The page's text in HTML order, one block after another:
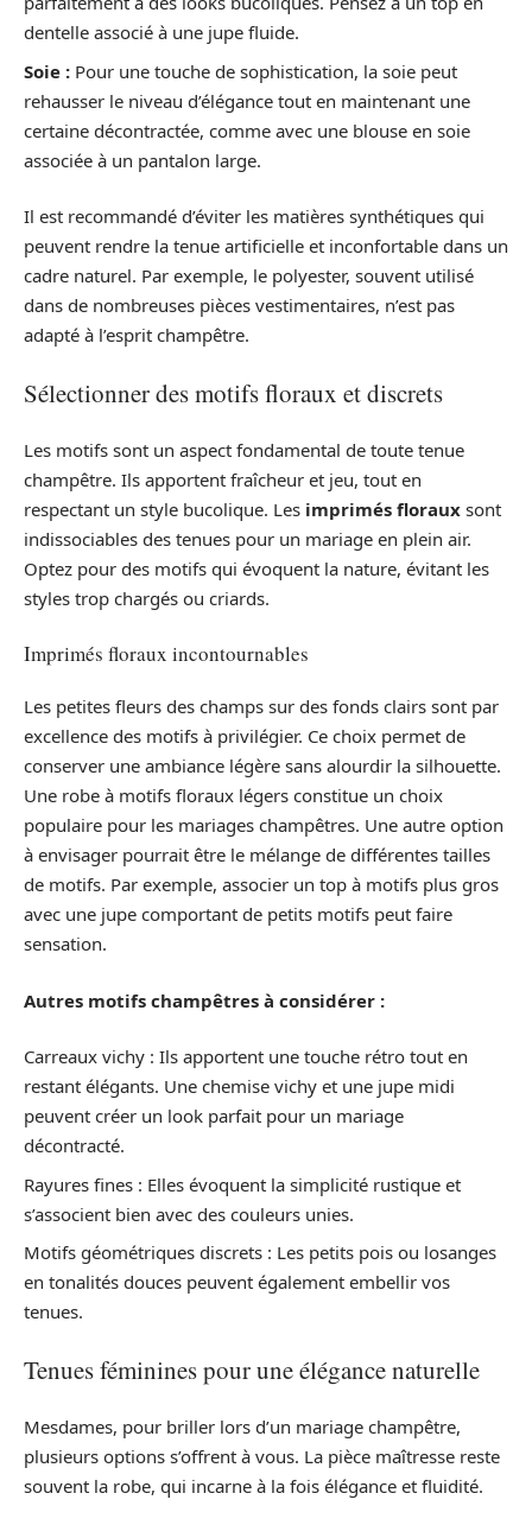
dentelle associé à une jupe fluide.
Soie : Pour une touche de sophistication, la soie peut
rehausser le niveau d’élégance tout en maintenant une
certaine décontractée, comme avec une blouse en soie
associée à un pantalon large.
Il est recommandé d’éviter les matières synthétiques qui
peuvent rendre la tenue artificielle et inconfortable dans un
cadre naturel. Par exemple, le polyester, souvent utilisé
dans de nombreuses pièces vestimentaires, n’est pas
adapté à l’esprit champêtre.
Sélectionner des motifs floraux et discrets
Les motifs sont un aspect fondamental de toute tenue
champêtre. Ils apportent fraîcheur et jeu, tout en
respectant un style bucolique. Les imprimés floraux sont
indissociables des tenues pour un mariage en plein air.
Optez pour des motifs qui évoquent la nature, évitant les
styles trop chargés ou criards.
Imprimés floraux incontournables
Les petites fleurs des champs sur des fonds clairs sont par
excellence des motifs à privilégier. Ce choix permet de
conserver une ambiance légère sans alourdir la silhouette.
Une robe à motifs floraux légers constitue un choix
populaire pour les mariages champêtres. Une autre option
à envisager pourrait être le mélange de différentes tailles
de motifs. Par exemple, associer un top à motifs plus gros
avec une jupe comportant de petits motifs peut faire
sensation.
Autres motifs champêtres à considérer :
Carreaux vichy : Ils apportent une touche rétro tout en
restant élégants. Une chemise vichy et une jupe midi
peuvent créer un look parfait pour un mariage
décontracté.
Rayures fines : Elles évoquent la simplicité rustique et
s’associent bien avec des couleurs unies.
Motifs géométriques discrets : Les petits pois ou losanges
en tonalités douces peuvent également embellir vos
tenues.
Tenues féminines pour une élégance naturelle
Mesdames, pour briller lors d’un mariage champêtre,
plusieurs options s’offrent à vous. La pièce maîtresse reste
souvent la robe, qui incarne à la fois élégance et fluidité.